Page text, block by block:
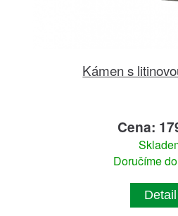
Kámen s
Cena:
Doručíme
Detail